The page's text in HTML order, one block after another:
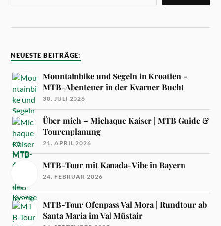
NEUESTE BEITRÄGE:
Mountainbike und Segeln in Kroatien –
MTB-Abenteuer in der Kvarner Bucht
30. JULI 2026
Über mich – Michaque Kaiser | MTB Guide &
Tourenplanung
21. APRIL 2026
MTB-Tour mit Kanada-Vibe in Bayern
24. FEBRUAR 2026
MTB-Tour Ofenpass Val Mora | Rundtour ab
Santa Maria im Val Müstair